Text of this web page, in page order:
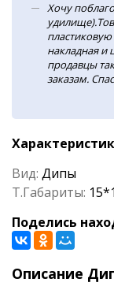
Хочу
пластиковую
накладная и
продавцы
заказам.
Вид: Дипы
Т.Габариты:
Поделись
Описание